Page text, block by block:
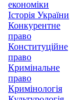
економіки
Історія України
Конкурентне
право
Конституційне
право
Кримінальне
право
Кримінологія